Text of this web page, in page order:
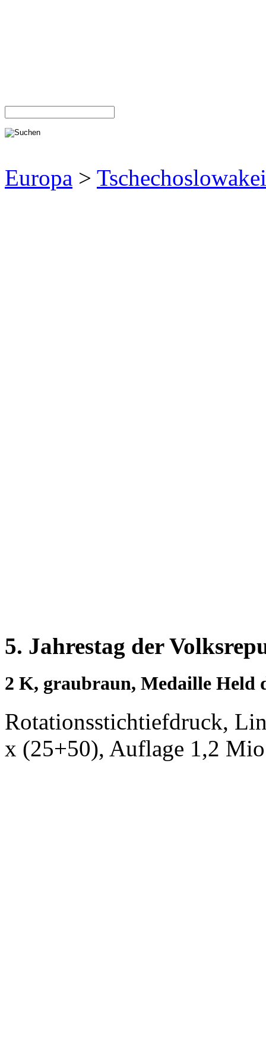
Europa > Tschechoslowakei
5. Jahrestag der
2 K, graubraun, Medaille Held
Rotationsstichtiefdruck,
x (25+50), Auflage 1,2 Mio